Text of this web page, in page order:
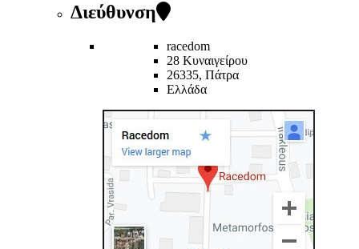
Διεύθυνση
racedom
28 Κυναιγείρου
26335, Πάτρα
Ελλάδα